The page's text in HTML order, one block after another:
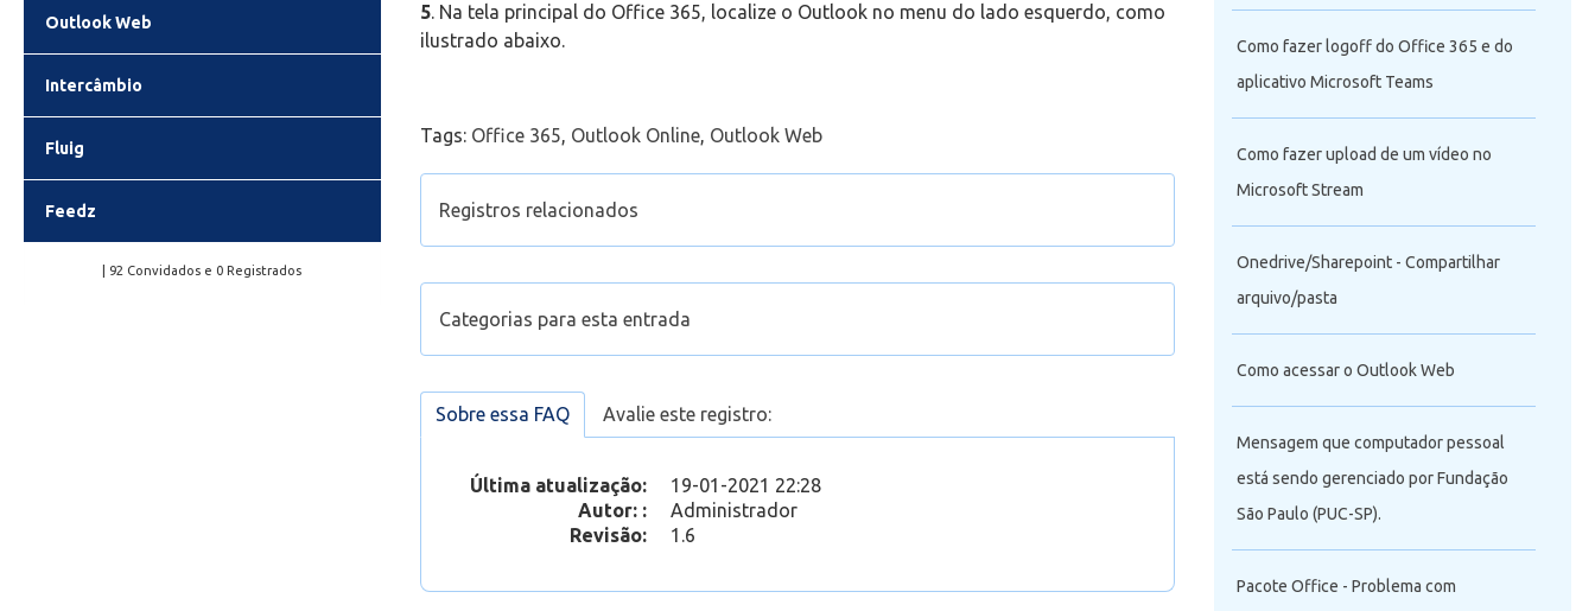
Outlook Web
Intercâmbio
Fluig
Feedz
| 92 Convidados e 0 Registrados
5. Na tela principal do Office 365, localize o Outlook no menu do lado esquerdo, como
ilustrado abaixo.
Tags: Office 365, Outlook Online, Outlook Web
Registros relacionados
Outlook Web
Como encontrar os aplicativos online do Office 365, inclusive o Outlook Web?
Como criar pastas e subpastas no Outlook Web
Categorias para esta entrada
Office 365»Outlook Web
Sobre essa FAQ Avalie este registro:
Última atualização:
19-01-2021 22:28
Autor: :
Administrador
Revisão:
1.6
Como fazer logoff do Office 365 e do
aplicativo Microsoft Teams
Como fazer upload de um vídeo no
Microsoft Stream
Onedrive/Sharepoint - Compartilhar
arquivo/pasta
Como acessar o Outlook Web
Mensagem que computador pessoal
está sendo gerenciado por Fundação
São Paulo (PUC-SP).
Pacote Office - Problema com